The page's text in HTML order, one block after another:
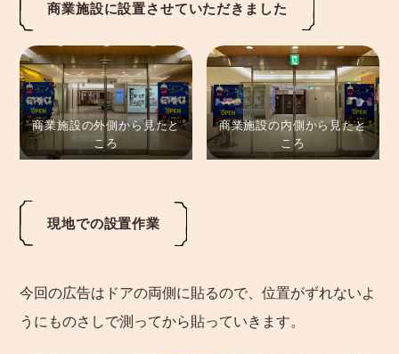
商業施設に設置させていただきました
商業施設の外側から見たと
ころ
商業施設の内側から見たと
ころ
現地での設置作業
今回の広告はドアの両側に貼るので、位置がずれないよ
うにものさしで測ってから貼っていきます。